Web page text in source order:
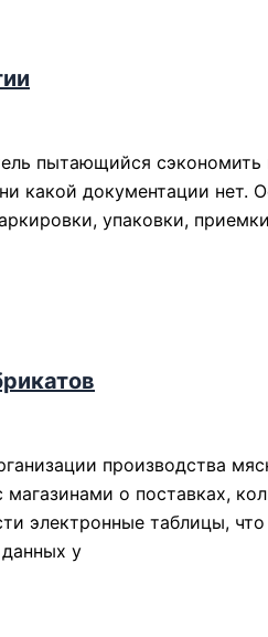
пытающийся
какой документации нет.
упаковки,
производства
о поставках,
электронные таблицы,
у